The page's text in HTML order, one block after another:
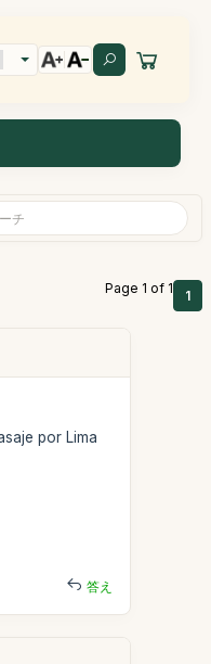
Page 1 of 1 1
por Lima
答え